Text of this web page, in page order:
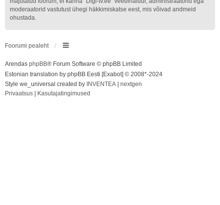
moderaatorid vastutust ühegi häkkimiskatse eest, mis võivad andmeid
ohustada.
Foorumi pealeht
Arendas phpBB® Forum Software © phpBB Limited
Estonian translation by phpBB Eesti [Exabot] © 2008*-2024
Style we_universal created by INVENTEA
nextgen
Privaatsus
Kasutajatingimused